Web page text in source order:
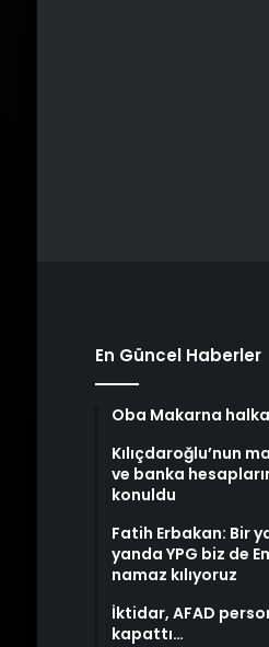
En Güncel Haberler
Oba Makarna halka
Kılıçdaroğlu’nun
ve banka
konuldu
Fatih Erbakan: Bir
yanda YPG biz de
namaz kılıyoruz
İktidar, AFAD
kapattı…